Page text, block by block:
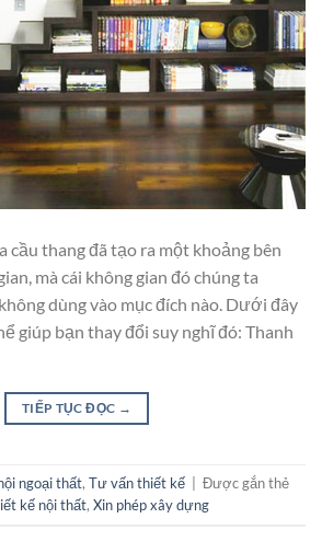
cầu thang đã tạo ra một khoảng bên
mà cái không gian đó chúng ta
dùng vào mục đích nào. Dưới đây
giúp bạn thay đổi suy nghĩ đó: Thanh
TIẾP TỤC ĐỌC →
ngoại thất, Tư vấn thiết kế
Được gắn thẻ
kế nội thất, Xin phép xây dựng